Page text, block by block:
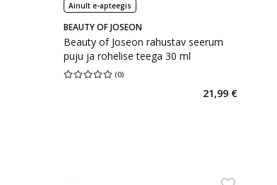
Ainult e-apteegis
BEAUTY OF JOSEON
Beauty of Joseon rahustav seerum
puju ja rohelise teega 30 ml
(0)
Keskmine hinnang 0.00
21,99 €